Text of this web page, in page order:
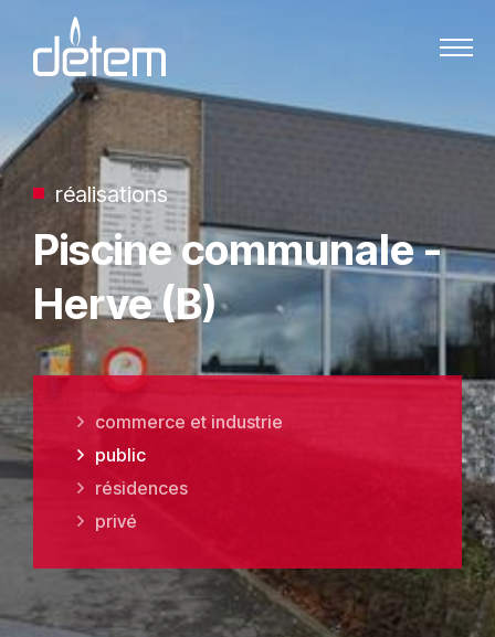
Passer au contenu
réalisations
Piscine communale -
Herve (B)
commerce et industrie
public
résidences
privé